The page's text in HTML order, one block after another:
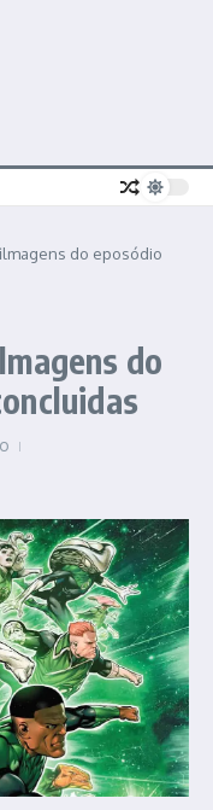
do eposódio
do